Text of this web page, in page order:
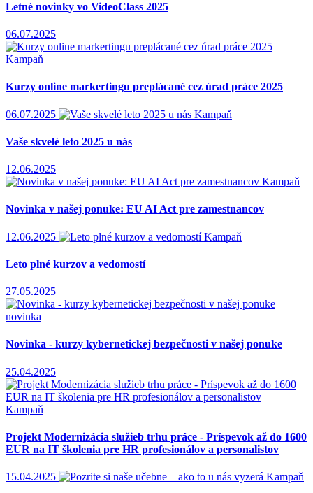
Letné novinky vo VideoClass 2025
06.07.2025
Kampaň
Kurzy online markertingu preplácané cez úrad práce 2025
06.07.2025 Kampaň
Vaše skvelé leto 2025 u nás
12.06.2025
Kampaň
Novinka v našej ponuke: EU AI Act pre zamestnancov
12.06.2025 Kampaň
Leto plné kurzov a vedomostí
27.05.2025
novinka
Novinka - kurzy kybernetickej bezpečnosti v našej ponuke
25.04.2025
Kampaň
Projekt Modernizácia služieb trhu práce - Príspevok až do 1600
EUR na IT školenia pre HR profesionálov a personalistov
15.04.2025 Kampaň